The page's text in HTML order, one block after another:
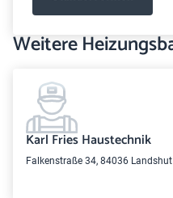
Weitere
Karl Fries Haustechnik
Falkenstraße 34, 84036 Landshut